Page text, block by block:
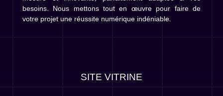
besoins. Nous mettons tout en œuvre pour faire de
votre projet une réussite numérique indéniable.
APPLICATIONS WEB